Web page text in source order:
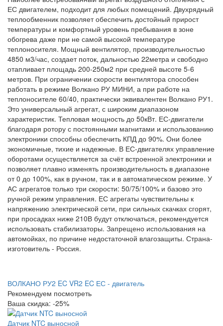
ЕС двигателем, подходит для любых помещений. Двухрядный
теплообменник позволяет обеспечить достойный прирост
температуры и комфортный уровень пребывания в зоне
обогрева даже при не самой высокой температуре
теплоносителя. Мощный вентилятор, производительностью
4850 м3/час, создает поток, дальностью 22метра и свободно
отапливает площадь 200-250м2 при средней высоте 5-6
метров. При ограничении скорости вентилятора способен
работать в режиме Волкано РУ МИНИ, а при работе на
теплоносителе 60/40, практически эквивалентен Волкано РУ1.
Это универсальный агрегат, с широким диапазоном
характеристик. Тепловая мощность до 50кВт. ЕС-двигатели
благодаря ротору с постоянными магнитами и использованию
электроники способны обеспечить КПД до 90%. Они более
экономичные, тихие и надежные. В ЕС-двигателях управление
оборотами осуществляется за счёт встроенной электроники и
позволяет плавно изменять производительность в диапазоне
от 0 до 100%, как в ручном, так и в автоматическом режиме. У
АС агрегатов только три скорости: 50/75/100% и базово это
ручной режим управления. ЕС агрегаты чувствительны к
напряжению электрической сети, при сильных скачках сгорят,
при просадках ниже 210В будут отключаться, рекомендуется
использовать стабилизаторы. Запрещено использования на
автомойках, по причине недостаточной влагозащиты. Страна-
изготовитель - Россия.
ВОЛКАНО РУ2 EC VR2 EC ЕС - двигатель
Рекомендуем посмотреть
Ваша скидка: -25%
Датчик NTC выносной